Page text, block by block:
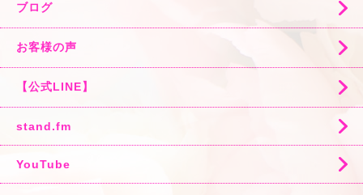
ブログ
お客様の声
【公式LINE】
stand.fm
YouTube